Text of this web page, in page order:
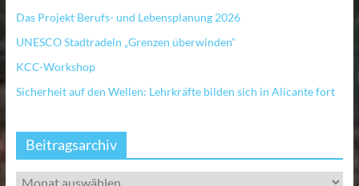
Das Projekt Berufs- und Lebensplanung 2026
UNESCO Stadtradeln „Grenzen überwinden“
KCC-Workshop
Sicherheit auf den Wellen: Lehrkräfte bilden sich in Alicante fort
Beitragsarchiv